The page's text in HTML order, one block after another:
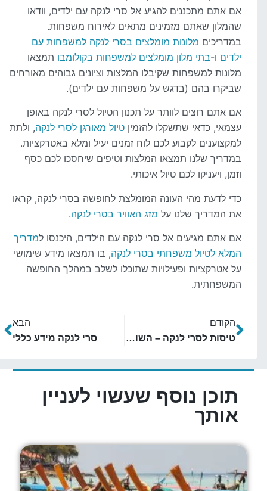
אם אתם מתכננים להגיע אל סרי לנקה עם ילדים, וודאו
שהמלון שאתם מזמינים מתאים לאירוח משפחות.
במדריכיםמלונות מומלצים בסרי לנקה למשפחות עם
ילדיםו- בתי מלון מומלצים למשפחות בקולומבותמצאו
מלונות למשפחות שקיבלו המלצות וציונים גבוהים מאורחים
שביקרו בהם (בדגש על משפחות עם ילדים).
אם אתם רוצים לוותר על תכנון הטיול לסרי לנקה באופן
עצמאי, כדאי שתשקלו להזמיןטיול מאורגן לסרי לנקה, ולתת
למקצוענים לקבוע לכם לוח זמנים יעיל ומלא באטרקציות.
במדריך שלנו תמצאו המלצות וטיפים שיחסכו לכם כסף
וזמן, ויעניקו לכם טיול איכותי.
כדי לדעת מהי העונה המומלצת לחופשה בסרי לנקה, קראו
את המדריך שלנו עלמזג האוויר בסרי לנקה.
אם אתם מגיעים אל סרי לנקה עם הילדים, היכנסו למדריך
המלא לטיול משפחתי בסרי לנקה, בו תמצאו מידע שימושי
על אטרקציות ופעילויות שתוכלו לשלב במהלך החופשה
המשפחתית.
הקודם
טיסות לסרי לנקה – השוואת מחירים והזמנת כרטיסים
הבא
סרי לנקה מידע כללי
תוכן נוסף שעשוי לעניין
אותך